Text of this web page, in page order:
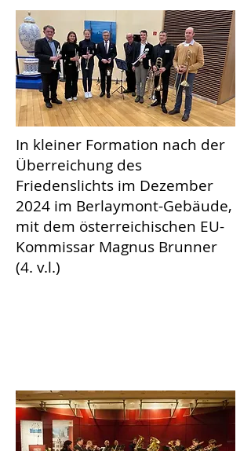
In kleiner Formation nach der
Überreichung des
Friedenslichts im Dezember
2024 im Berlaymont-Gebäude,
mit dem österreichischen EU-
Kommissar Magnus Brunner
(4. v.l.)